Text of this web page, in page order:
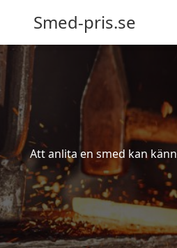
Smed-pris.se
Att anlita en smed kan